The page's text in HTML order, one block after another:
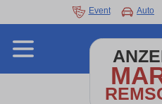
Event Auto